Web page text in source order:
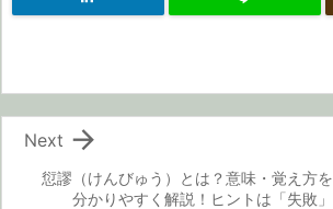
愆謬（けんびゅう）とは？意味・覚え方を
分かりやすく解説！ヒントは「失敗」

Next